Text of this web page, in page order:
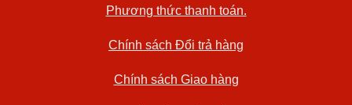
Phương thức thanh toán.
Chính sách Đổi trả hàng
Chính sách Giao hàng